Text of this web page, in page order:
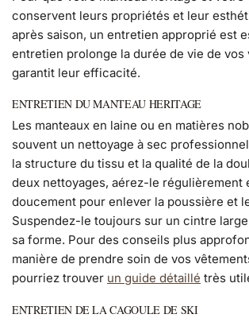
conservent leurs propriétés et leur
après saison, un entretien approprié est
entretien prolonge la durée de vie de vos
garantit leur efficacité.
ENTRETIEN DU MANTEAU HERITAGE
Les manteaux en laine ou en matières
souvent un nettoyage à sec
la structure du tissu et la qualité de la
deux nettoyages, aérez-le régulièrement
doucement pour enlever la poussière et
Suspendez-le toujours sur un cintre large
sa forme. Pour des conseils plus
manière de prendre soin de vos
pourriez trouver un guide détaillé très
ENTRETIEN DE LA CAGOULE DE SKI